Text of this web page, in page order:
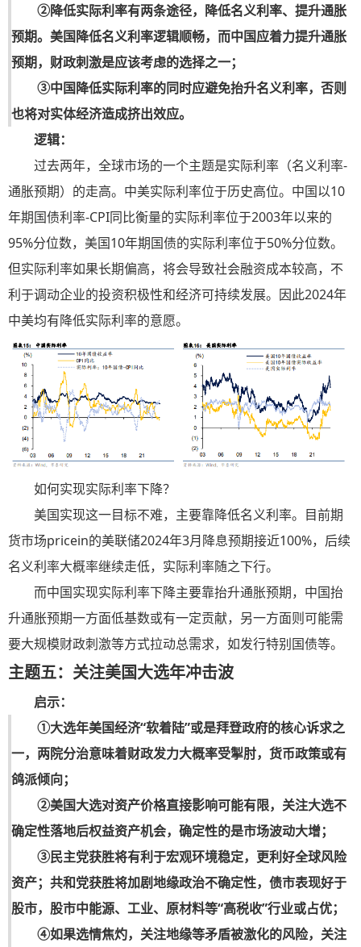
②降低实际利率有两条途径，降低名义利率、提升通胀
预期。美国降低名义利率逻辑顺畅，而中国应着力提升通胀
预期，财政刺激是应该考虑的选择之一；
③中国降低实际利率的同时应避免抬升名义利率，否则
也将对实体经济造成挤出效应。
逻辑：
过去两年，全球市场的一个主题是实际利率（名义利率-
通胀预期）的走高。中美实际利率位于历史高位。中国以10
年期国债利率-CPI同比衡量的实际利率位于2003年以来的
95%分位数，美国10年期国债的实际利率位于50%分位数。
但实际利率如果长期偏高，将会导致社会融资成本较高，不
利于调动企业的投资积极性和经济可持续发展。因此2024年
中美均有降低实际利率的意愿。
如何实现实际利率下降？
美国实现这一目标不难，主要靠降低名义利率。目前期
货市场pricein的美联储2024年3月降息预期接近100%，后续
名义利率大概率继续走低，实际利率随之下行。
而中国实现实际利率下降主要靠抬升通胀预期，中国抬
升通胀预期一方面低基数或有一定贡献，另一方面则可能需
要大规模财政刺激等方式拉动总需求，如发行特别国债等。
主题五：关注美国大选年冲击波
启示：
①大选年美国经济“软着陆”或是拜登政府的核心诉求之
一，两院分治意味着财政发力大概率受掣肘，货币政策或有
鸽派倾向；
②美国大选对资产价格直接影响可能有限，关注大选不
确定性落地后权益资产机会，确定性的是市场波动大增；
③民主党获胜将有利于宏观环境稳定，更利好全球风险
资产；共和党获胜将加剧地缘政治不确定性，债市表现好于
股市，股市中能源、工业、原材料等“高税收”行业或占优；
④如果选情焦灼，关注地缘等矛盾被激化的风险，关注